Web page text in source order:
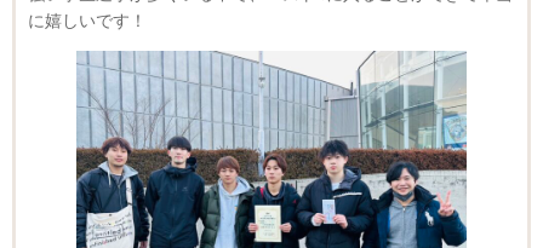
に嬉しいです！